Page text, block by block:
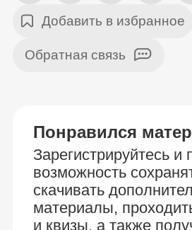
Добавить в избранное
Обратная связь
Понравился
Зарегистрируйтесь и
возможность
скачивать
материалы,
и квизы, а также